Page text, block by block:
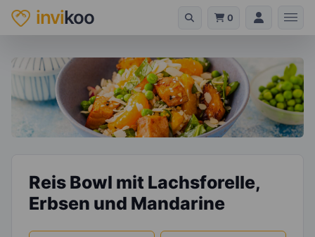
invikoo 0
Reis Bowl mit Lachsforelle,
Erbsen und Mandarine